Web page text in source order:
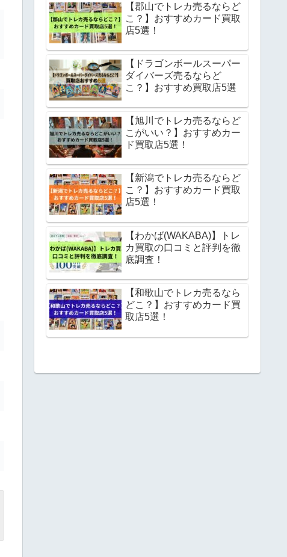
【郡山でトレカ売るならど
こ？】おすすめカード買取
店5選！
【ドラゴンボールスーパー
ダイバーズ売るならど
こ？】おすすめ買取店5選
【旭川でトレカ売るならど
こがいい？】おすすめカー
ド買取店5選！
【新潟でトレカ売るならど
こ？】おすすめカード買取
店5選！
【わかば(WAKABA)】トレ
カ買取の口コミと評判を徹
底調査！
【和歌山でトレカ売るなら
どこ？】おすすめカード買
取店5選！